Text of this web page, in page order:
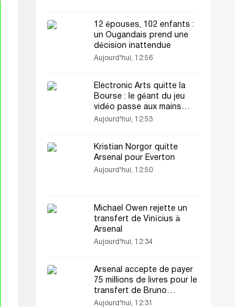
12 épouses, 102 enfants :
un Ougandais prend une
décision inattendue
Aujourd'hui, 12:56
Electronic Arts quitte la
Bourse : le géant du jeu
vidéo passe aux mains
d’intérêts privés
Aujourd'hui, 12:53
Kristian Norgor quitte
Arsenal pour Everton
Aujourd'hui, 12:50
Michael Owen rejette un
transfert de Vinícius à
Arsenal
Aujourd'hui, 12:34
Arsenal accepte de payer
75 millions de livres pour le
transfert de Bruno
Guimarães
Aujourd'hui, 12:31